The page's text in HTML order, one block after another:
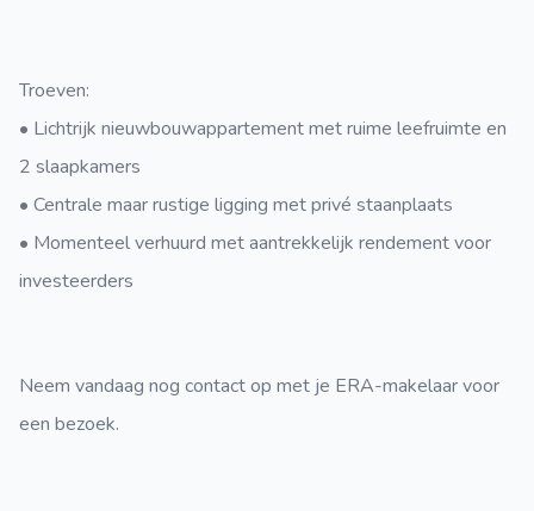
Troeven:
• Lichtrijk nieuwbouwappartement met ruime leefruimte en
2 slaapkamers
• Centrale maar rustige ligging met privé staanplaats
• Momenteel verhuurd met aantrekkelijk rendement voor
investeerders
Neem vandaag nog contact op met je ERA-makelaar voor
een bezoek.